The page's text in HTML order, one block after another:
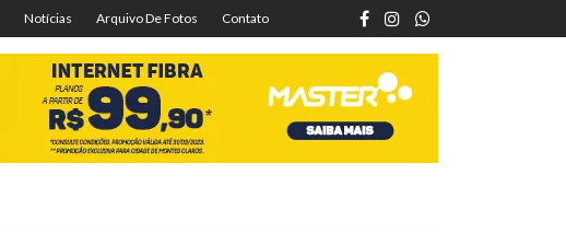
Notícias Arquivo De Fotos Contato